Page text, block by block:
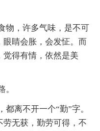
，许多气味，是不可
眼睛会胀，会发怔。而
得有情，依然是美
离不开一个“勤”字。
劳无获，勤劳可得，不